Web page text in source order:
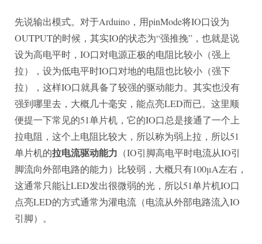
先说输出模式。对于Arduino，用pinMode将IO口设为
OUTPUT的时候，其实IO的状态为“强推挽”，也就是说
设为高电平时，IO口对电源正极的电阻比较小（强上
拉），设为低电平时IO口对地的电阻也比较小（强下
拉），这样IO口就具备了较强的驱动能力。其实也没有
强到哪里去，大概几十毫安，能点亮LED而已。这里顺
便提一下常见的51单片机，它的IO口总是接通了一个上
拉电阻，这个上电阻比较大，所以称为弱上拉，所以51
单片机的拉电流驱动能力 （IO引脚高电平时电流从IO引
脚流向外部电路的能力）比较弱，大概只有100μA左右，
这通常只能让LED发出很微弱的光，所以51单片机IO口
点亮LED的方式通常为灌电流（电流从外部电路流入IO
引脚）。